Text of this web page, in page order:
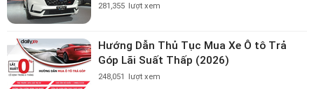
281,355 lượt xem
Hướng Dẫn Thủ Tục Mua Xe Ô tô Trả
Góp Lãi Suất Thấp (2026)
248,051 lượt xem